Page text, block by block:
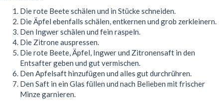
Die rote Beete schälen und in Stücke schneiden.
Die Äpfel ebenfalls schälen, entkernen und grob zerkleinern.
Den Ingwer schälen und fein raspeln.
Die Zitrone auspressen.
Die rote Beete, Äpfel, Ingwer und Zitronensaft in den
Entsafter geben und gut vermischen.
Den Apfelsaft hinzufügen und alles gut durchrühren.
Den Saft in ein Glas füllen und nach Belieben mit frischer
Minze garnieren.